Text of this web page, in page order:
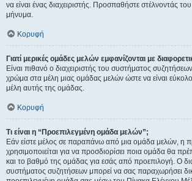
να είναι ένας διαχειριστής. Προσπαθήστε στέλνοντάς
μήνυμα.
Κορυφή
Γιατί μερικές ομάδες μελών εμφανίζονται με
Είναι πιθανό ο διαχειριστής του συστήματος
χρώμα στα μέλη μιας ομάδας μελών ώστε να είναι
μέλη αυτής της ομάδας.
Κορυφή
Τι είναι η “Προεπιλεγμένη ομάδα μελών”;
Εάν είστε μέλος σε παραπάνω από μια ομάδα μελών, η
χρησιμοποιείται για να προσδιορίσει ποια ομάδα θα
και το βαθμό της ομάδας για εσάς από προεπιλογή. Ο
συστήματος συζητήσεων μπορεί να σας παραχωρήσει